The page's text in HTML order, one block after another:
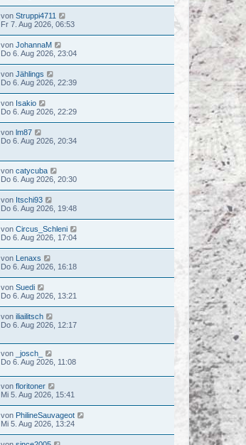
von Struppi4711
Fr 7. Aug 2026, 06:53
von JohannaM
Do 6. Aug 2026, 23:04
von Jählings
Do 6. Aug 2026, 22:39
von Isakio
Do 6. Aug 2026, 22:29
von lm87
Do 6. Aug 2026, 20:34
von catycuba
Do 6. Aug 2026, 20:30
von Itschi93
Do 6. Aug 2026, 19:48
von Circus_Schleni
Do 6. Aug 2026, 17:04
von Lenaxs
Do 6. Aug 2026, 16:18
von Suedi
Do 6. Aug 2026, 13:21
von iliailitsch
Do 6. Aug 2026, 12:17
von
_josch_
Do 6. Aug 2026, 11:08
von floritoner
Mi 5. Aug 2026, 15:41
von PhilineSauvageot
Mi 5. Aug 2026, 13:24